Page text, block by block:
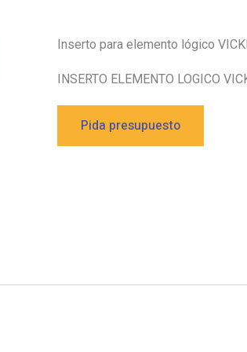
Inserto para elemento lógico
INSERTO ELEMENTO LOGICO
Pida presupuesto